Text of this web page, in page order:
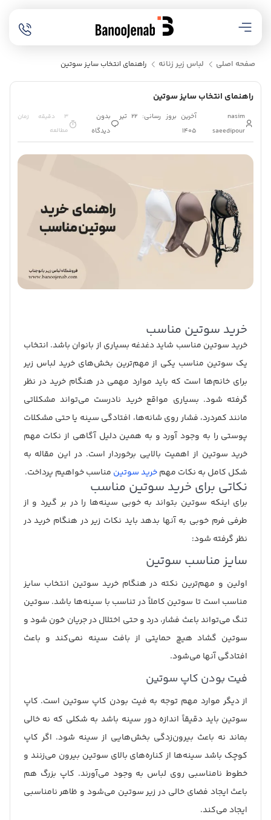
صفحه اصلی لباس زیر زنانه راهنمای انتخاب سایز سوتین
راهنمای انتخاب سایز سوتین
nasim
saeedipour
آخرین بروز رسانی: 22 تیر
1405
بدون
دیدگاه
3 دقیقه زمان
مطالعه
خرید سوتین مناسب
خرید سوتین مناسب شاید دغدغه بسیاری از بانوان باشد. انتخاب
یک سوتین مناسب یکی از مهم‌ترین بخش‌های خرید لباس زیر
برای خانم‌ها است که باید موارد مهمی در هنگام خرید در نظر
گرفته شود. بسیاری مواقع خرید نادرست می‌تواند مشکلاتی
مانند کمردرد، فشار روی شانه‌ها، افتادگی سینه یا حتی مشکلات
پوستی را به وجود آورد و به همین دلیل آگاهی از نکات مهم
خرید سوتین از اهمیت بالایی برخوردار است. در این مقاله به
شکل کامل به نکات مهمخرید سوتین مناسب خواهیم پرداخت.
نکاتی برای خرید سوتین مناسب
برای اینکه سوتین بتواند به خوبی سینه‌ها را در بر گیرد و از
طرفی فرم خوبی به آنها بدهد باید نکات زیر در هنگام خرید در
نظر گرفته شود:
سایز مناسب سوتین
اولین و مهم‌ترین نکته در هنگام خرید سوتین انتخاب سایز
مناسب است تا سوتین کاملاً در تناسب با سینه‌ها باشد. سوتین
تنگ می‌تواند باعث فشار، درد و حتی اختلال در جریان خون شود و
سوتین گشاد هیچ حمایتی از بافت سینه نمی‌کند و باعث
افتادگی آنها می‌شود.
فیت بودن کاپ سوتین
از دیگر موارد مهم توجه به فیت بودن کاپ سوتین است. کاپ
سوتین باید دقیقاً اندازه دور سینه باشد به شکلی که نه خالی
بماند نه باعث بیرون‌زدگی بخش‌هایی از سینه شود. اگر کاپ
کوچک باشد سینه‌ها از کناره‌های بالای سوتین بیرون می‌زنند و
خطوط نامناسبی روی لباس به وجود می‌آورند. کاپ بزرگ هم
باعث ایجاد فضای خالی در زیر سوتین می‌شود و ظاهر نامناسبی
ایجاد می‌کند.